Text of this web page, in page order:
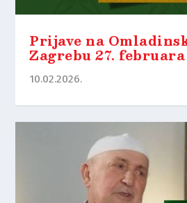
Prijave na
Zagrebu 27. februara
10.02.2026.